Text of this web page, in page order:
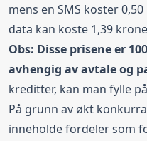
mens en SMS koster
data kan koste 1,39
Obs: Disse prisene er
avhengig av avtale og
kreditter, kan man fylle
På grunn av økt
inneholde fordeler som